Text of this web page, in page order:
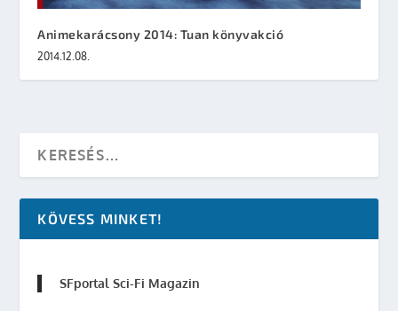
Animekarácsony 2014: Tuan könyvakció
2014.12.08.
KÖVESS MINKET!
SFportal Sci-Fi Magazin